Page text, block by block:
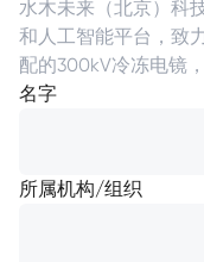
水木未来（北京）科
和人工智能平台，致
配的300kV冷冻电镜
名字
所属机构/组织